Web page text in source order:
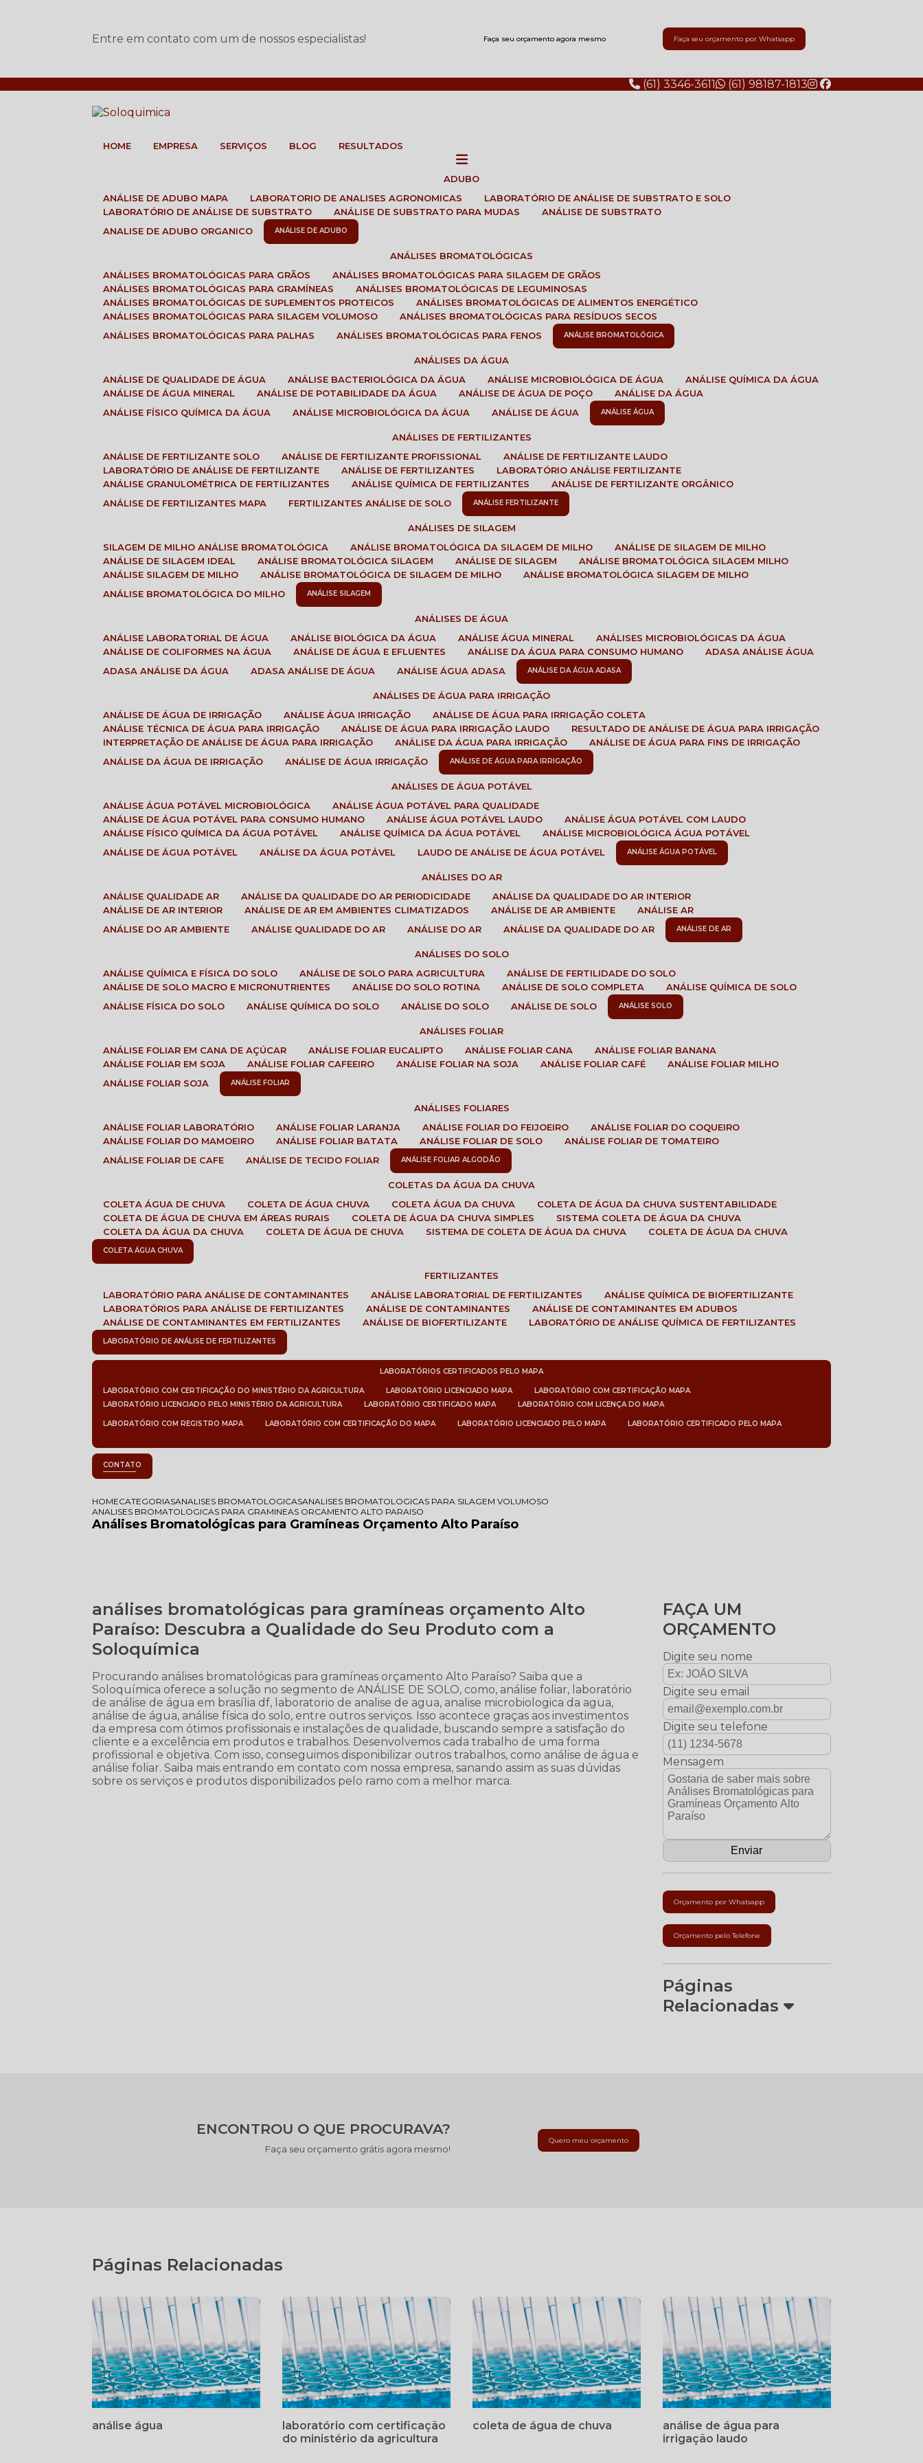
Entre em contato com um de nossos especialistas! Faça seu orçamento agora mesmo Faça seu orçamento por Whatsapp
(61) 3346-3611 (61) 98187-1813
HOME EMPRESA SERVIÇOS BLOG RESULTADOS
ADUBO
ANÁLISE DE ADUBO MAPA
LABORATORIO DE ANALISES AGRONOMICAS
LABORATÓRIO DE ANÁLISE DE SUBSTRATO E SOLO
LABORATÓRIO DE ANÁLISE DE SUBSTRATO
ANÁLISE DE SUBSTRATO PARA MUDAS
ANÁLISE DE SUBSTRATO
ANALISE DE ADUBO ORGANICO
ANÁLISE DE ADUBO
ANÁLISES BROMATOLÓGICAS
ANÁLISES BROMATOLÓGICAS PARA GRÃOS
ANÁLISES BROMATOLÓGICAS PARA SILAGEM DE GRÃOS
ANÁLISES BROMATOLÓGICAS PARA GRAMÍNEAS
ANÁLISES BROMATOLÓGICAS DE LEGUMINOSAS
ANÁLISES BROMATOLÓGICAS DE SUPLEMENTOS PROTEICOS
ANÁLISES BROMATOLÓGICAS DE ALIMENTOS ENERGÉTICO
ANÁLISES BROMATOLÓGICAS PARA SILAGEM VOLUMOSO
ANÁLISES BROMATOLÓGICAS PARA RESÍDUOS SECOS
ANÁLISES BROMATOLÓGICAS PARA PALHAS
ANÁLISES BROMATOLÓGICAS PARA FENOS ANÁLISE BROMATOLÓGICA
ANÁLISES DA ÁGUA
ANÁLISE DE QUALIDADE DE ÁGUA
ANÁLISE BACTERIOLÓGICA DA ÁGUA ANÁLISE MICROBIOLÓGICA DE ÁGUA
ANÁLISE QUÍMICA DA ÁGUA
ANÁLISE DE ÁGUA MINERAL
ANÁLISE DE POTABILIDADE DA ÁGUA ANÁLISE DE ÁGUA DE POÇO
ANÁLISE DA ÁGUA
ANÁLISE FÍSICO QUÍMICA DA ÁGUA
ANÁLISE MICROBIOLÓGICA DA ÁGUA ANÁLISE DE ÁGUA ANÁLISE ÁGUA
ANÁLISES DE FERTILIZANTES
ANÁLISE DE FERTILIZANTE SOLO
ANÁLISE DE FERTILIZANTE PROFISSIONAL
ANÁLISE DE FERTILIZANTE LAUDO
LABORATÓRIO DE ANÁLISE DE FERTILIZANTE
ANÁLISE DE FERTILIZANTES
LABORATÓRIO ANÁLISE FERTILIZANTE
ANÁLISE GRANULOMÉTRICA DE FERTILIZANTES
ANÁLISE QUÍMICA DE FERTILIZANTES
ANÁLISE DE FERTILIZANTE ORGÂNICO
ANÁLISE DE FERTILIZANTES MAPA
FERTILIZANTES ANÁLISE DE SOLO ANÁLISE FERTILIZANTE
ANÁLISES DE SILAGEM
SILAGEM DE MILHO ANÁLISE BROMATOLÓGICA
ANÁLISE BROMATOLÓGICA DA SILAGEM DE MILHO
ANÁLISE DE SILAGEM DE MILHO
ANÁLISE DE SILAGEM IDEAL
ANÁLISE BROMATOLÓGICA SILAGEM ANÁLISE DE SILAGEM
ANÁLISE BROMATOLÓGICA SILAGEM MILHO
ANÁLISE SILAGEM DE MILHO
ANÁLISE BROMATOLÓGICA DE SILAGEM DE MILHO
ANÁLISE BROMATOLÓGICA SILAGEM DE MILHO
ANÁLISE BROMATOLÓGICA DO MILHO
ANÁLISE SILAGEM
ANÁLISES DE ÁGUA
ANÁLISE LABORATORIAL DE ÁGUA
ANÁLISE BIOLÓGICA DA ÁGUA ANÁLISE ÁGUA MINERAL
ANÁLISES MICROBIOLÓGICAS DA ÁGUA
ANÁLISE DE COLIFORMES NA ÁGUA
ANÁLISE DE ÁGUA E EFLUENTES ANÁLISE DA ÁGUA PARA CONSUMO HUMANO
ADASA ANÁLISE ÁGUA
ADASA ANÁLISE DA ÁGUA
ADASA ANÁLISE DE ÁGUA ANÁLISE ÁGUA ADASA ANÁLISE DA ÁGUA ADASA
ANÁLISES DE ÁGUA PARA IRRIGAÇÃO
ANÁLISE DE ÁGUA DE IRRIGAÇÃO
ANÁLISE ÁGUA IRRIGAÇÃO
ANÁLISE DE ÁGUA PARA IRRIGAÇÃO COLETA
ANÁLISE TÉCNICA DE ÁGUA PARA IRRIGAÇÃO
ANÁLISE DE ÁGUA PARA IRRIGAÇÃO LAUDO
RESULTADO DE ANÁLISE DE ÁGUA PARA IRRIGAÇÃO
INTERPRETAÇÃO DE ANÁLISE DE ÁGUA PARA IRRIGAÇÃO
ANÁLISE DA ÁGUA PARA IRRIGAÇÃO
ANÁLISE DE ÁGUA PARA FINS DE IRRIGAÇÃO
ANÁLISE DA ÁGUA DE IRRIGAÇÃO
ANÁLISE DE ÁGUA IRRIGAÇÃO ANÁLISE DE ÁGUA PARA IRRIGAÇÃO
ANÁLISES DE ÁGUA POTÁVEL
ANÁLISE ÁGUA POTÁVEL MICROBIOLÓGICA
ANÁLISE ÁGUA POTÁVEL PARA QUALIDADE
ANÁLISE DE ÁGUA POTÁVEL PARA CONSUMO HUMANO
ANÁLISE ÁGUA POTÁVEL LAUDO
ANÁLISE ÁGUA POTÁVEL COM LAUDO
ANÁLISE FÍSICO QUÍMICA DA ÁGUA POTÁVEL
ANÁLISE QUÍMICA DA ÁGUA POTÁVEL
ANÁLISE MICROBIOLÓGICA ÁGUA POTÁVEL
ANÁLISE DE ÁGUA POTÁVEL
ANÁLISE DA ÁGUA POTÁVEL LAUDO DE ANÁLISE DE ÁGUA POTÁVEL ANÁLISE ÁGUA POTÁVEL
ANÁLISES DO AR
ANÁLISE QUALIDADE AR
ANÁLISE DA QUALIDADE DO AR PERIODICIDADE
ANÁLISE DA QUALIDADE DO AR INTERIOR
ANÁLISE DE AR INTERIOR
ANÁLISE DE AR EM AMBIENTES CLIMATIZADOS ANÁLISE DE AR AMBIENTE
ANÁLISE AR
ANÁLISE DO AR AMBIENTE
ANÁLISE QUALIDADE DO AR ANÁLISE DO AR ANÁLISE DA QUALIDADE DO AR ANÁLISE DE AR
ANÁLISES DO SOLO
ANÁLISE QUÍMICA E FÍSICA DO SOLO
ANÁLISE DE SOLO PARA AGRICULTURA
ANÁLISE DE FERTILIDADE DO SOLO
ANÁLISE DE SOLO MACRO E MICRONUTRIENTES
ANÁLISE DO SOLO ROTINA ANÁLISE DE SOLO COMPLETA
ANÁLISE QUÍMICA DE SOLO
ANÁLISE FÍSICA DO SOLO
ANÁLISE QUÍMICA DO SOLO ANÁLISE DO SOLO ANÁLISE DE SOLO ANÁLISE SOLO
ANÁLISES FOLIAR
ANÁLISE FOLIAR EM CANA DE AÇÚCAR
ANÁLISE FOLIAR EUCALIPTO ANÁLISE FOLIAR CANA
ANÁLISE FOLIAR BANANA
ANÁLISE FOLIAR EM SOJA
ANÁLISE FOLIAR CAFEEIRO ANÁLISE FOLIAR NA SOJA ANÁLISE FOLIAR CAFÉ
ANÁLISE FOLIAR MILHO
ANÁLISE FOLIAR SOJA
ANÁLISE FOLIAR
ANÁLISES FOLIARES
ANÁLISE FOLIAR LABORATÓRIO
ANÁLISE FOLIAR LARANJA ANÁLISE FOLIAR DO FEIJOEIRO
ANÁLISE FOLIAR DO COQUEIRO
ANÁLISE FOLIAR DO MAMOEIRO
ANÁLISE FOLIAR BATATA ANÁLISE FOLIAR DE SOLO
ANÁLISE FOLIAR DE TOMATEIRO
ANÁLISE FOLIAR DE CAFE
ANÁLISE DE TECIDO FOLIAR ANÁLISE FOLIAR ALGODÃO
COLETAS DA ÁGUA DA CHUVA
COLETA ÁGUA DE CHUVA
COLETA DE ÁGUA CHUVA COLETA ÁGUA DA CHUVA
COLETA DE ÁGUA DA CHUVA SUSTENTABILIDADE
COLETA DE ÁGUA DE CHUVA EM ÁREAS RURAIS
COLETA DE ÁGUA DA CHUVA SIMPLES
SISTEMA COLETA DE ÁGUA DA CHUVA
COLETA DA ÁGUA DA CHUVA
COLETA DE ÁGUA DE CHUVA SISTEMA DE COLETA DE ÁGUA DA CHUVA COLETA DE ÁGUA DA CHUVA
COLETA ÁGUA CHUVA
FERTILIZANTES
LABORATÓRIO PARA ANÁLISE DE CONTAMINANTES
ANÁLISE LABORATORIAL DE FERTILIZANTES
ANÁLISE QUÍMICA DE BIOFERTILIZANTE
LABORATÓRIOS PARA ANÁLISE DE FERTILIZANTES
ANÁLISE DE CONTAMINANTES
ANÁLISE DE CONTAMINANTES EM ADUBOS
ANÁLISE DE CONTAMINANTES EM FERTILIZANTES
ANÁLISE DE BIOFERTILIZANTE LABORATÓRIO DE ANÁLISE QUÍMICA DE FERTILIZANTES
LABORATÓRIO DE ANÁLISE DE FERTILIZANTES
LABORATÓRIOS CERTIFICADOS PELO MAPA
LABORATÓRIO COM CERTIFICAÇÃO DO MINISTÉRIO DA AGRICULTURA LABORATÓRIO LICENCIADO MAPA
LABORATÓRIO COM CERTIFICAÇÃO MAPA
LABORATÓRIO LICENCIADO PELO MINISTÉRIO DA AGRICULTURA
LABORATÓRIO CERTIFICADO MAPA LABORATÓRIO COM LICENÇA DO MAPA
LABORATÓRIO COM REGISTRO MAPA LABORATÓRIO COM CERTIFICAÇÃO DO MAPA LABORATÓRIO LICENCIADO PELO MAPA LABORATÓRIO CERTIFICADO PELO MAPA
CONTATO
HOMECATEGORIASANALISES BROMATOLOGICASANALISES BROMATOLOGICAS PARA SILAGEM VOLUMOSO
ANALISES BROMATOLOGICAS PARA GRAMINEAS ORCAMENTO ALTO PARAISO
Análises Bromatológicas para Gramíneas Orçamento Alto Paraíso
análises bromatológicas para gramíneas orçamento Alto
Paraíso: Descubra a Qualidade do Seu Produto com a
Soloquímica
Procurando análises bromatológicas para gramíneas orçamento Alto Paraíso? Saiba que a
Soloquímica oferece a solução no segmento de ANÁLISE DE SOLO, como, análise foliar, laboratório
de análise de água em brasília df, laboratorio de analise de agua, analise microbiologica da agua,
análise de água, análise física do solo, entre outros serviços. Isso acontece graças aos investimentos
da empresa com ótimos profissionais e instalações de qualidade, buscando sempre a satisfação do
cliente e a excelência em produtos e trabalhos. Desenvolvemos cada trabalho de uma forma
profissional e objetiva. Com isso, conseguimos disponibilizar outros trabalhos, como análise de água e
análise foliar. Saiba mais entrando em contato com nossa empresa, sanando assim as suas dúvidas
sobre os serviços e produtos disponibilizados pelo ramo com a melhor marca.
FAÇA UM
ORÇAMENTO
Digite seu nome
Digite seu email
Digite seu telefone
Mensagem
Orçamento por Whatsapp
Orçamento pelo Telefone
Páginas
Relacionadas
ENCONTROU O QUE PROCURAVA?
Faça seu orçamento grátis agora mesmo!
Quero meu orçamento
Páginas Relacionadas
análise água
laboratório com certificação
do ministério da agricultura
coleta de água de chuva
análise de água para
irrigação laudo